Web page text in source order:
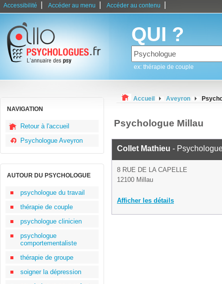
Accessibilité Accéder au menu Accéder au contenu
QUI ?
ex: thérapie de couple
NAVIGATION
Retour à l'accueil
Psychologue Aveyron
AUTOUR DU PSYCHOLOGUE
psychologue du travail
thérapie de couple
psychologue clinicien
psychologue
comportementaliste
thérapie de groupe
soigner la dépression
Accueil Aveyron
Psychologue Millau
Collet Mathieu -
8 RUE DE LA CAPELLE
12100 Millau
Afficher les détails